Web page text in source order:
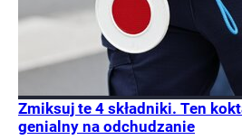
Zmiksuj te 4 składniki. Ten
genialny na odchudzanie